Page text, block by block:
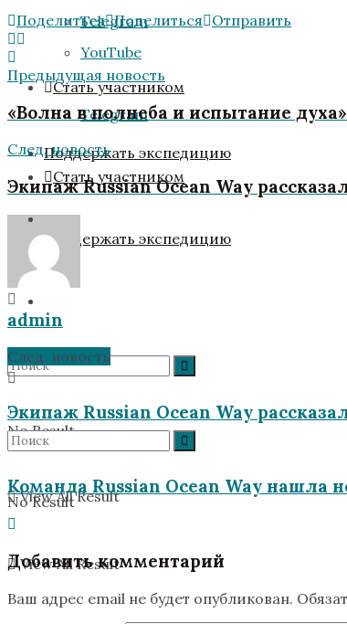
Telegram
Стать участником
Поддержать экспедицию
No Result
View All Result
YouTube
Telegram
Стать участником
Поддержать экспедицию
No Result
View All Result
Поделиться Поделиться Отправить
Предыдущая новость
«Волна в полнеба и испытание
След. новость
Экипаж Russian Ocean Way
admin
След. новость
Экипаж Russian Ocean Way
Команда Russian Ocean Way нашла
Добавить комментарий
Ваш адрес email не будет опубликован.